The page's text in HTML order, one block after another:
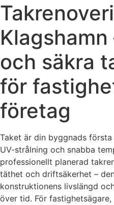
och säkra
för
företag
Taket är din byggnads
UV-strålning och snabba
professionellt planerad
täthet och driftsäkerhet –
konstruktionens livslängd
över tid. För